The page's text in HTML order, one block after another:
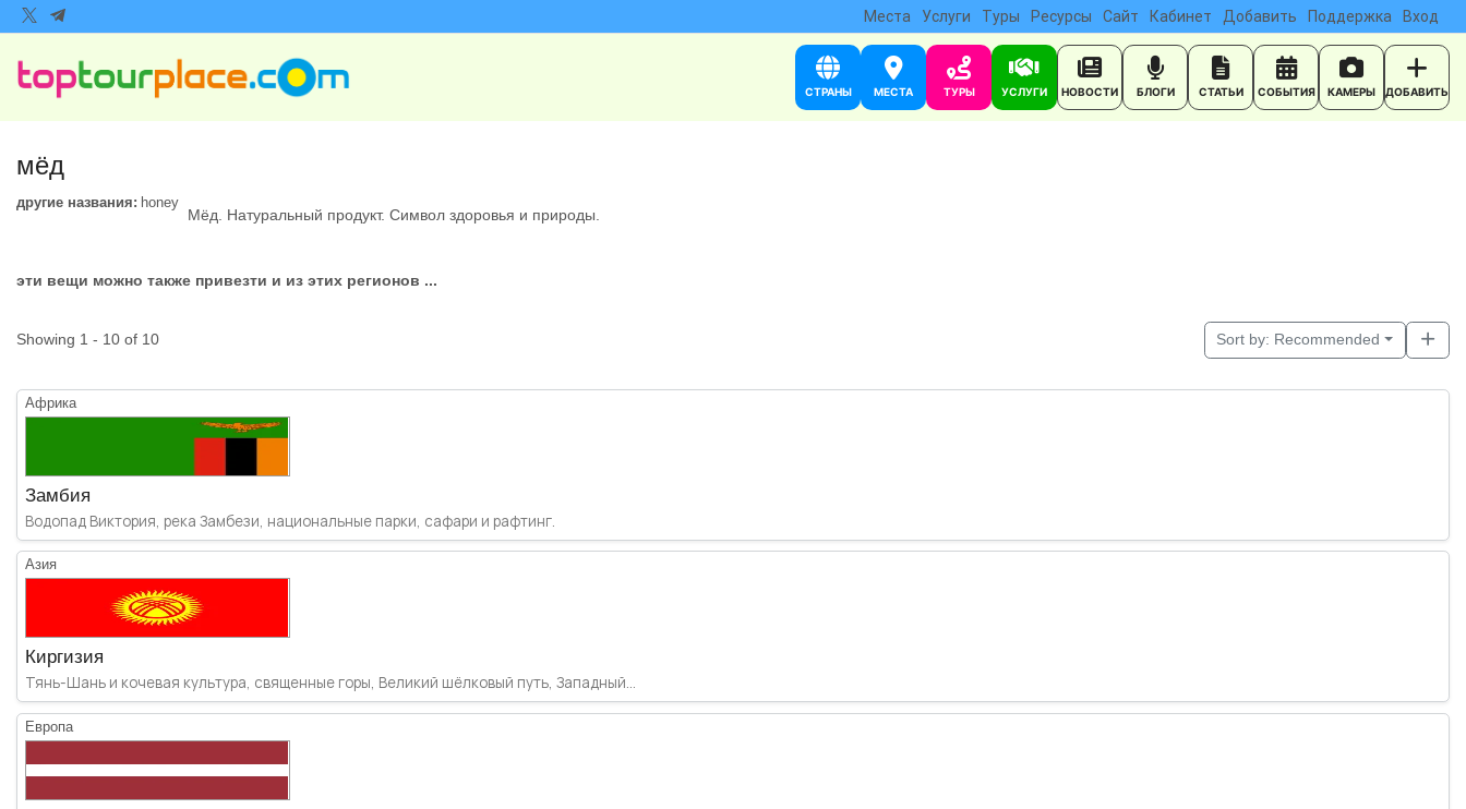
Места Услуги Туры Ресурсы Сайт Кабинет Добавить Поддержка Вход
СТРАНЫ МЕСТА ТУРЫ УСЛУГИ НОВОСТИ БЛОГИ СТАТЬИ СОБЫТИЯ КАМЕРЫ ДОБАВИТЬ
мёд
другие названия: honey
Мёд. Натуральный продукт. Символ здоровья и природы.
эти вещи можно также привезти и из этих регионов ...
Showing 1 - 10 of 10 Sort by: Recommended
Африка
Замбия
Водопад Виктория, река Замбези, национальные парки, сафари и рафтинг.
Азия
Киргизия
Тянь-Шань и кочевая культура, священные горы, Великий шёлковый путь, Западный...
Европа